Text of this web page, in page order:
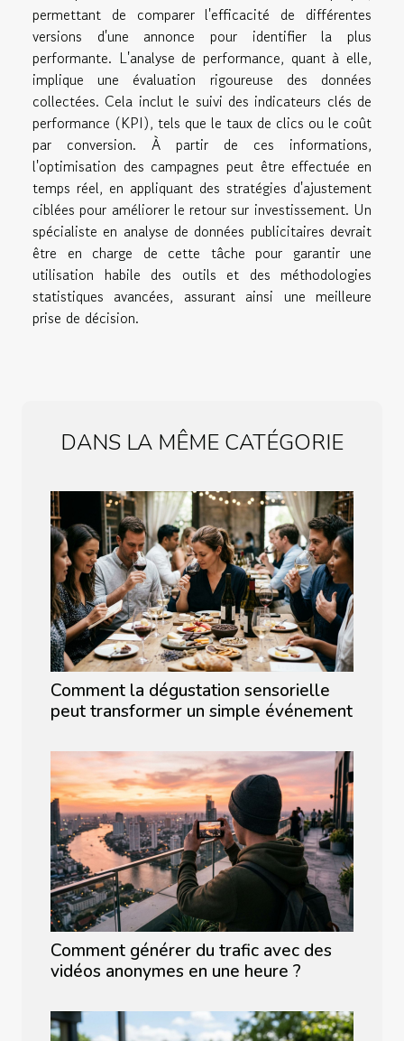
permettant de comparer l'efficacité de différentes
versions d'une annonce pour identifier la plus
performante. L'analyse de performance, quant à elle,
implique une évaluation rigoureuse des données
collectées. Cela inclut le suivi des indicateurs clés de
performance (KPI), tels que le taux de clics ou le coût
par conversion. À partir de ces informations,
l'optimisation des campagnes peut être effectuée en
temps réel, en appliquant des stratégies d'ajustement
ciblées pour améliorer le retour sur investissement. Un
spécialiste en analyse de données publicitaires devrait
être en charge de cette tâche pour garantir une
utilisation habile des outils et des méthodologies
statistiques avancées, assurant ainsi une meilleure
prise de décision.
DANS LA MÊME CATÉGORIE
Comment la dégustation sensorielle
peut transformer un simple événement
Comment générer du trafic avec des
vidéos anonymes en une heure ?